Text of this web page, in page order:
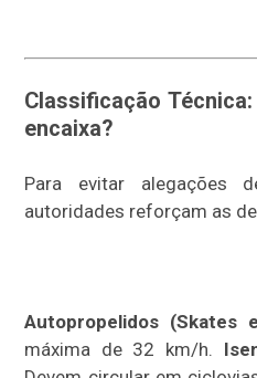
Classificação
encaixa?
Para evitar alegações
autoridades reforçam as
Autopropelidos (Skates
máxima de 32 km/h.